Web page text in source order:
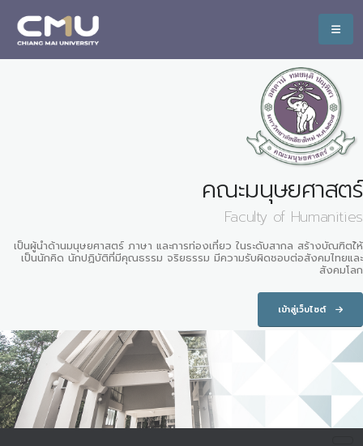
คณะมนุษยศาสตร์
Faculty of Humanities
เป็นผู้นำด้านมนุษยศาสตร์ ภาษา และการท่องเที่ยว ในระดับสากล สร้างบัณฑิตใ้ห้
เป็นนักคิด นักปฏิบัติที่มีคุณธรรม จริยธรรม มีความรับผิดชอบต่อสังคมไทยและ
สังคมโลก
เข้าสู่เว็บไซต์